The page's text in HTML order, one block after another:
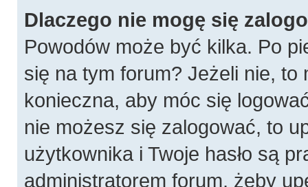
Dlaczego nie mogę się
Powodów może być kilka. Po
się na tym forum? Jeżeli nie,
konieczna, aby móc się
nie możesz się zalogować, to
użytkownika i Twoje hasło są
administratorem forum, żeby